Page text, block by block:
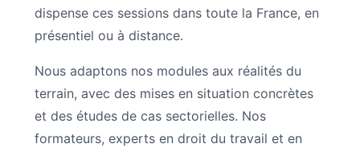
dispense ces sessions dans toute la France, en
présentiel ou à distance.
Nous adaptons nos modules aux réalités du
terrain, avec des mises en situation concrètes
et des études de cas sectorielles. Nos
formateurs, experts en droit du travail et en